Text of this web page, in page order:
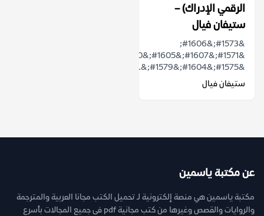
الرقمي الإدراك) –
ستيفان فيال
&#1573;&#1606;
&#1575;&#1604;&#1579;&...
ستيفان فيال
عن مكتبة ياسمين
مكتبة ياسمين هي منصة إلكترونية لـ تحميل الكتب مجانا العربية والمترجمة
والروايات والقصص وغيرها من كتب مجانية pdf فى جميع المجالات بأسرع